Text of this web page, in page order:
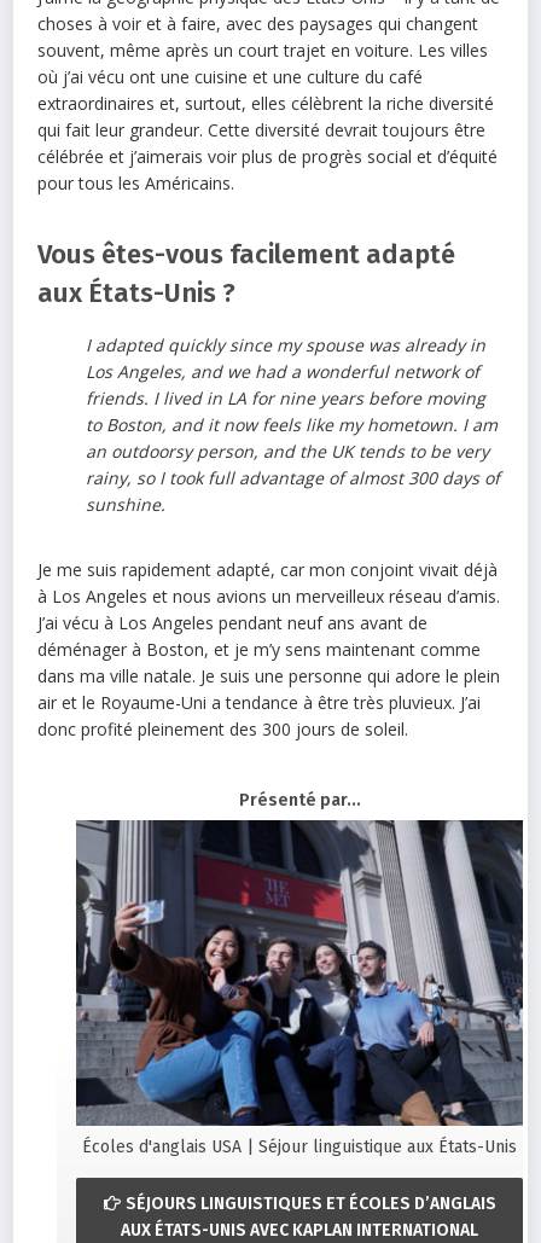
choses à voir et à faire, avec des paysages qui changent
souvent, même après un court trajet en voiture. Les villes
où j’ai vécu ont une cuisine et une culture du café
extraordinaires et, surtout, elles célèbrent la riche diversité
qui fait leur grandeur. Cette diversité devrait toujours être
célébrée et j’aimerais voir plus de progrès social et d’équité
pour tous les Américains.
Vous êtes-vous facilement adapté
aux États-Unis ?
I adapted quickly since my spouse was already in
Los Angeles, and we had a wonderful network of
friends. I lived in LA for nine years before moving
to Boston, and it now feels like my hometown. I am
an outdoorsy person, and the UK tends to be very
rainy, so I took full advantage of almost 300 days of
sunshine.
Je me suis rapidement adapté, car mon conjoint vivait déjà
à Los Angeles et nous avions un merveilleux réseau d’amis.
J’ai vécu à Los Angeles pendant neuf ans avant de
déménager à Boston, et je m’y sens maintenant comme
dans ma ville natale. Je suis une personne qui adore le plein
air et le Royaume-Uni a tendance à être très pluvieux. J’ai
donc profité pleinement des 300 jours de soleil.
Présenté par...
Écoles d'anglais USA | Séjour linguistique aux États-Unis
SÉJOURS LINGUISTIQUES ET ÉCOLES D’ANGLAIS
AUX ÉTATS-UNIS AVEC KAPLAN INTERNATIONAL